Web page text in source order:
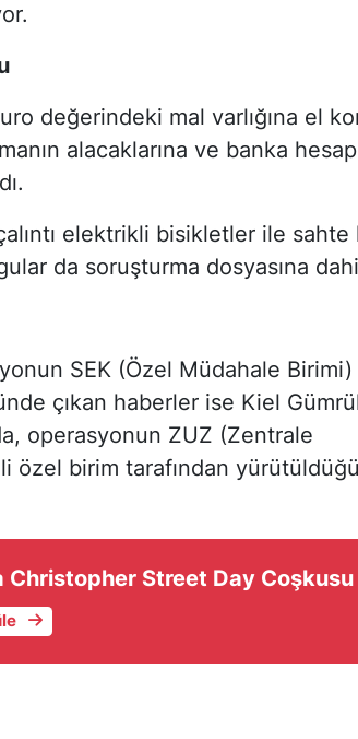
değerindeki mal varlığına el
alacaklarına ve banka
elektrikli bisikletler ile sahte
da soruşturma dosyasına
SEK (Özel Müdahale Birimi)
çıkan haberler ise Kiel
operasyonun ZUZ (Zentrale
özel birim tarafından yürütüldüğü
Christopher Street Day Coşkusu